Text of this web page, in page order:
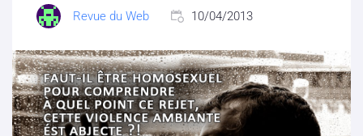
Revue du Web 10/04/2013